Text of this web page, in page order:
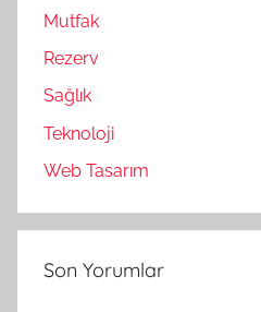
Mutfak
Rezerv
Sağlık
Teknoloji
Web Tasarım
Son Yorumlar